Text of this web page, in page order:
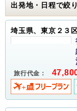
出発地・日程で絞
埼玉県、東京２３
旅行代金：